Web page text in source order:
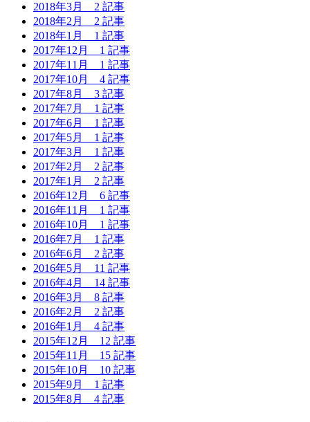
2018年3月 2 記事
2018年2月 2 記事
2018年1月 1 記事
2017年12月 1 記事
2017年11月 1 記事
2017年10月 4 記事
2017年8月 3 記事
2017年7月 1 記事
2017年6月 1 記事
2017年5月 1 記事
2017年3月 1 記事
2017年2月 2 記事
2017年1月 2 記事
2016年12月 6 記事
2016年11月 1 記事
2016年10月 1 記事
2016年7月 1 記事
2016年6月 2 記事
2016年5月 11 記事
2016年4月 14 記事
2016年3月 8 記事
2016年2月 2 記事
2016年1月 4 記事
2015年12月 12 記事
2015年11月 15 記事
2015年10月 10 記事
2015年9月 1 記事
2015年8月 4 記事